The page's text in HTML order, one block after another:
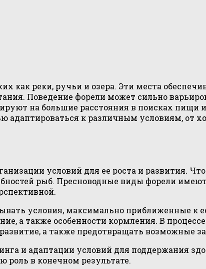
как реки, ручьи и озера. Эти места
Поведение форели может сильно
на большие расстояния в поисках пищи
адаптироваться к различным условиям, от
условий для ее роста и развития.
рыб. Пресноводные виды форели
условия, максимально приближенные к
а также особенности кормления. В
а также предотвращать возможные
и адаптации условий для поддержания
роль в конечном результате.